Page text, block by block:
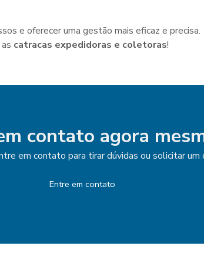
e oferecer uma gestão mais eficaz e precisa.
catracas expedidoras e coletoras!
contato agora
em contato para tirar dúvidas ou solicitar um
Entre em contato